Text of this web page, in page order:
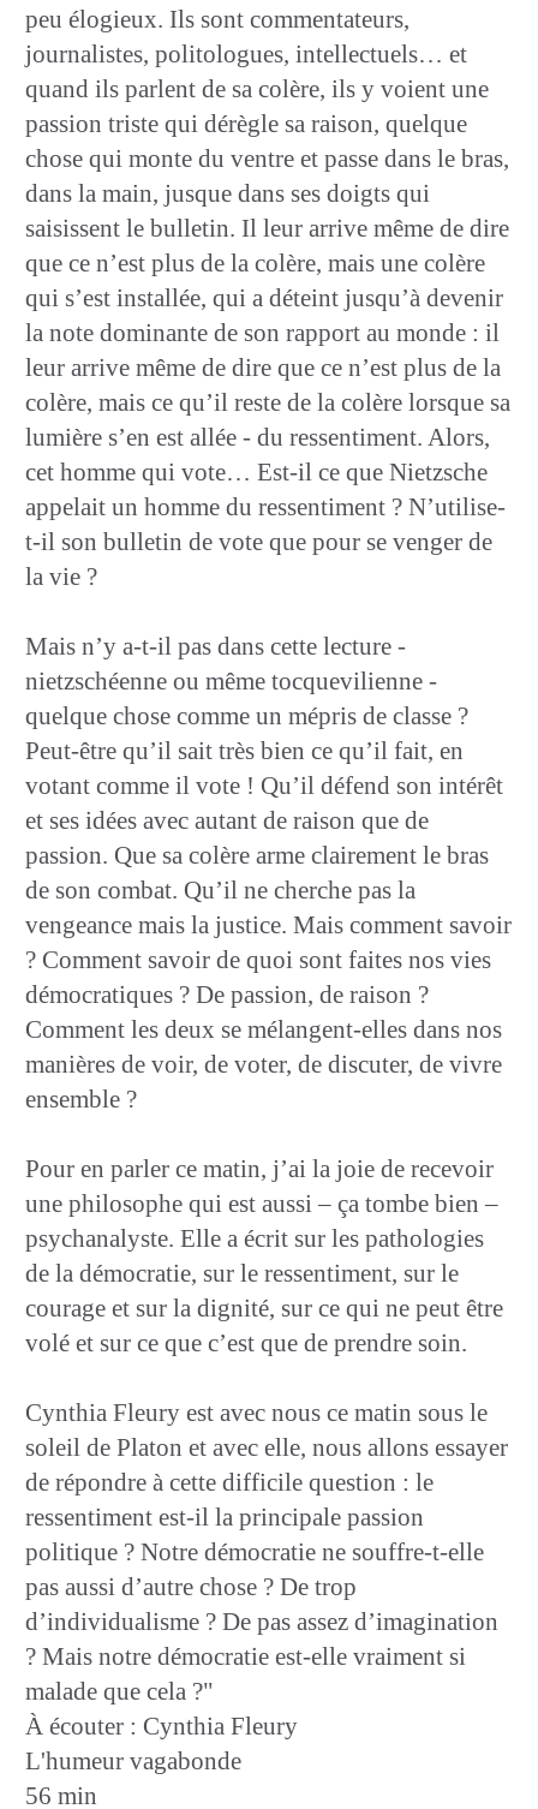
peu élogieux. Ils sont commentateurs,
journalistes, politologues, intellectuels… et
quand ils parlent de sa colère, ils y voient une
passion triste qui dérègle sa raison, quelque
chose qui monte du ventre et passe dans le bras,
dans la main, jusque dans ses doigts qui
saisissent le bulletin. Il leur arrive même de dire
que ce n’est plus de la colère, mais une colère
qui s’est installée, qui a déteint jusqu’à devenir
la note dominante de son rapport au monde : il
leur arrive même de dire que ce n’est plus de la
colère, mais ce qu’il reste de la colère lorsque sa
lumière s’en est allée - du ressentiment. Alors,
cet homme qui vote… Est-il ce que Nietzsche
appelait un homme du ressentiment ? N’utilise-
t-il son bulletin de vote que pour se venger de
la vie ?
Mais n’y a-t-il pas dans cette lecture -
nietzschéenne ou même tocquevilienne -
quelque chose comme un mépris de classe ?
Peut-être qu’il sait très bien ce qu’il fait, en
votant comme il vote ! Qu’il défend son intérêt
et ses idées avec autant de raison que de
passion. Que sa colère arme clairement le bras
de son combat. Qu’il ne cherche pas la
vengeance mais la justice. Mais comment savoir
? Comment savoir de quoi sont faites nos vies
démocratiques ? De passion, de raison ?
Comment les deux se mélangent-elles dans nos
manières de voir, de voter, de discuter, de vivre
ensemble ?
Pour en parler ce matin, j’ai la joie de recevoir
une philosophe qui est aussi – ça tombe bien –
psychanalyste. Elle a écrit sur les pathologies
de la démocratie, sur le ressentiment, sur le
courage et sur la dignité, sur ce qui ne peut être
volé et sur ce que c’est que de prendre soin.
Cynthia Fleury est avec nous ce matin sous le
soleil de Platon et avec elle, nous allons essayer
de répondre à cette difficile question : le
ressentiment est-il la principale passion
politique ? Notre démocratie ne souffre-t-elle
pas aussi d’autre chose ? De trop
d’individualisme ? De pas assez d’imagination
? Mais notre démocratie est-elle vraiment si
malade que cela ?"
À écouter : Cynthia Fleury
L'humeur vagabonde
56 min